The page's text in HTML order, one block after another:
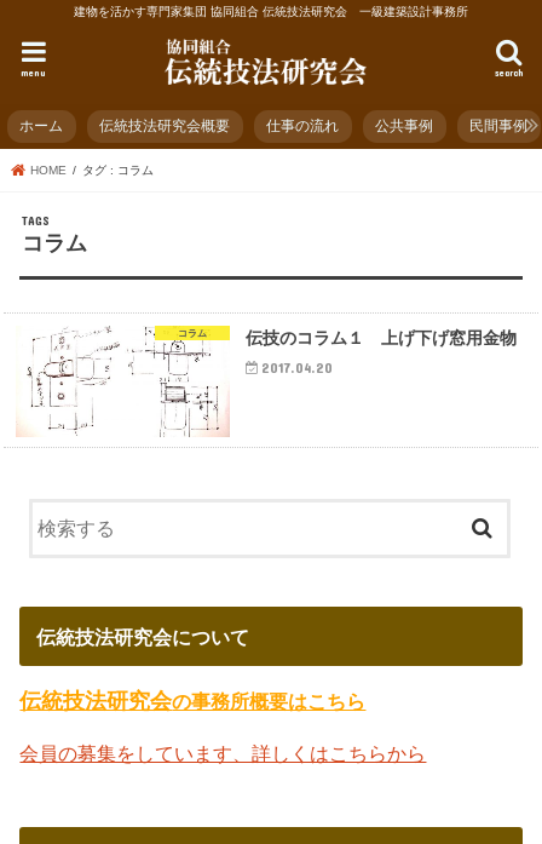
建物を活かす専門家集団 協同組合 伝統技法研究会 一級建築設計事務所
search
menu
ホーム 伝統技法研究会概要 仕事の流れ 公共事例 民間事例
HOME タグ : コラム
コラム
コラム 伝技のコラム１ 上げ下げ窓用金物
2017.04.20
伝統技法研究会について
伝統技法研究会の事務所概要はこちら
会員の募集をしています、詳しくはこちらから